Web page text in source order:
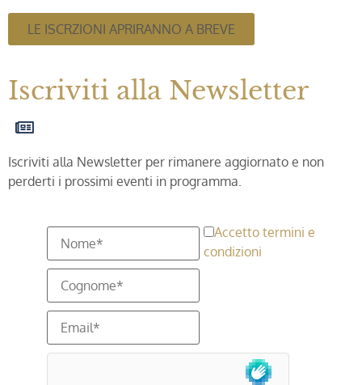
LE ISCRZIONI APRIRANNO A BREVE
Iscriviti alla Newsletter
Iscriviti alla Newsletter per rimanere aggiornato e non
perderti i prossimi eventi in programma.
Accetto termini e
condizioni